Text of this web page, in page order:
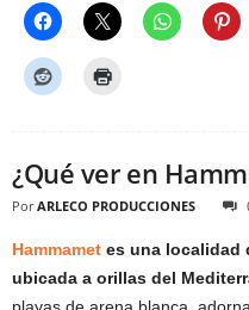
¿Qué ver en
Por ARLECO PRODUCCIONES
Hammamet es una localidad
ubicada a orillas del
playas de arena blanca,